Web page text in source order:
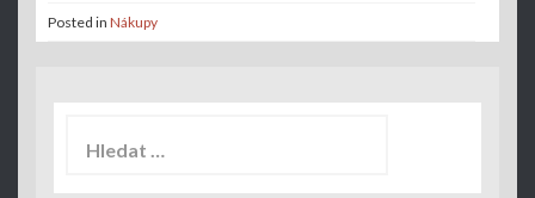
Posted in Nákupy